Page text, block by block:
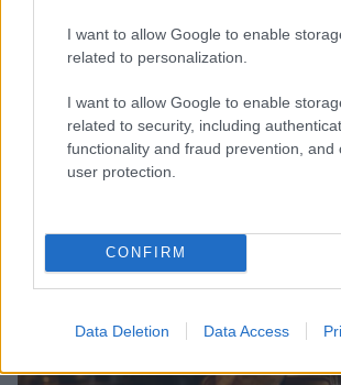
I want to allow Google to enable
related to personalization.
I want to allow Google to enable
related to security, including
functionality and fraud prevention, and
user protection.
CONFIRM
Data Deletion Data Access
Come ottenere labbra perfette con il
LIFESTYLE